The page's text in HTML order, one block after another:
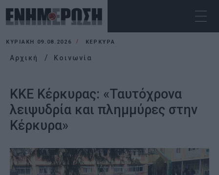
ΚΥΡΙΑΚΉ 09.08.2026 ΚΕΡΚΥΡΑ
Αρχική Κοινωνία
ΚΚΕ Κέρκυρας: «Ταυτόχρονα
λειψυδρία και πλημμύρες στην
Κέρκυρα»